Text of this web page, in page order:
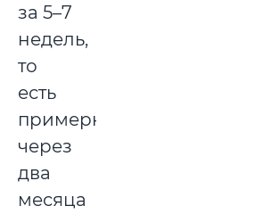
за 5–7
недель,
то
есть
примерно
через
два
месяца